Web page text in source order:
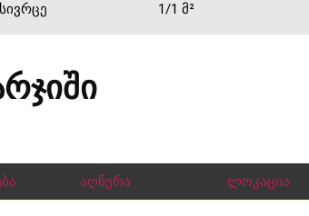
1/1 მ²
აღწერა ლოკაცია